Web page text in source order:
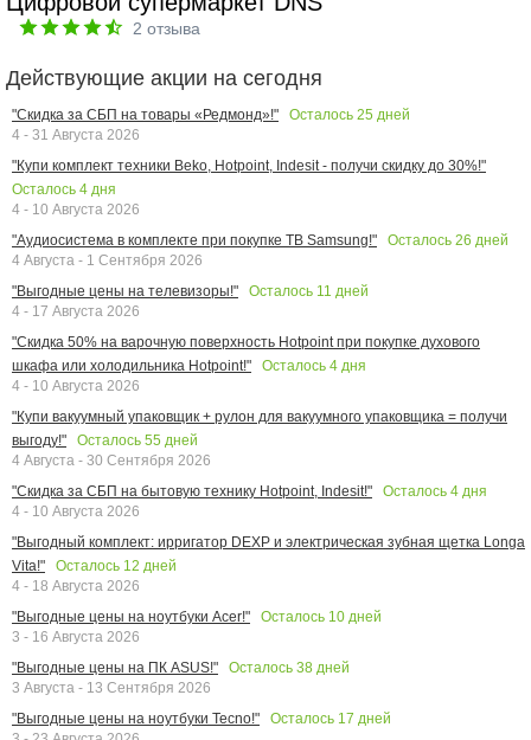
2 отзыва
Действующие акции на сегодня
"Скидка за СБП на товары «Редмонд»!" Осталось 25 дней
4 - 31 Августа 2026
"Купи комплект техники Beko, Hotpoint, Indesit - получи скидку до 30%!"
Осталось 4 дня
4 - 10 Августа 2026
"Аудиосистема в комплекте при покупке ТВ Samsung!"
Осталось 26 дней
4 Августа - 1 Сентября 2026
"Выгодные цены на телевизоры!"
Осталось 11 дней
4 - 17 Августа 2026
"Скидка 50% на варочную поверхность Hotpoint при покупке духового
шкафа или холодильника Hotpoint!"
Осталось 4 дня
4 - 10 Августа 2026
"Купи вакуумный упаковщик + рулон для вакуумного упаковщика = получи
выгоду!"
Осталось 55 дней
4 Августа - 30 Сентября 2026
"Скидка за СБП на бытовую технику Hotpoint, Indesit!"
Осталось 4 дня
4 - 10 Августа 2026
"Выгодный комплект: ирригатор DEXP и электрическая зубная щетка Longa
Vita!"
Осталось 12 дней
4 - 18 Августа 2026
"Выгодные цены на ноутбуки Acer!"
Осталось 10 дней
3 - 16 Августа 2026
"Выгодные цены на ПК ASUS!"
Осталось 38 дней
3 Августа - 13 Сентября 2026
"Выгодные цены на ноутбуки Tecno!"
Осталось 17 дней